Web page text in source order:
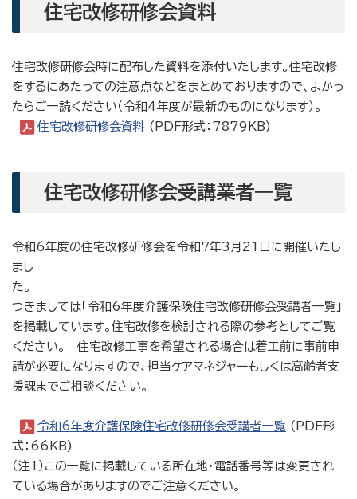
住宅改修研修会資料
住宅改修研修会時に配布した資料を添付いたします。住宅改修
をするにあたっての注意点などをまとめておりますので、よかっ
たらご一読ください（令和4年度が最新のものになります）。
住宅改修研修会資料 (PDF形式：7879KB)
住宅改修研修会受講業者一覧
令和6年度の住宅改修研修会を令和7年3月21日に開催いたし
まし
た
つきましては「令和6年度介護保険住宅改修研修会受講者一覧」
を掲載しています。住宅改修を検討される際の参考としてご覧
ください。 住宅改修工事を希望される場合は着工前に事前申
請が必要になりますので、担当ケアマネジャーもしくは高齢者支
援課までご相談ください。
令和6年度介護保険住宅改修研修会受講者一覧 (PDF形
式：66KB)
（注1）この一覧に掲載している所在地・電話番号等は変更され
ている場合がありますのでご注意ください。